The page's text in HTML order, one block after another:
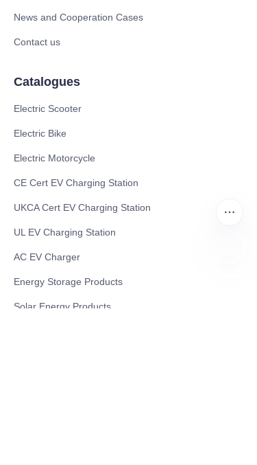
News and Cooperation Cases
Contact us
Catalogues
Electric Scooter
Electric Bike
Electric Motorcycle
CE Cert EV Charging Station
UKCA Cert EV Charging Station
UL EV Charging Station
AC EV Charger
Energy Storage Products
Solar Energy Products
ES